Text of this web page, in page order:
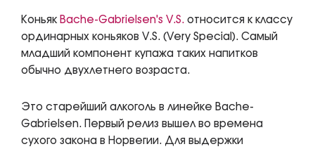
Коньяк Bache-Gabrielsen's V.S. относится к классу
ординарных коньяков V.S. (Very Special). Самый
младший компонент купажа таких напитков
обычно двухлетнего возраста.
Это старейший алкоголь в линейке Bache-
Gabrielsen. Первый релиз вышел во времена
сухого закона в Норвегии. Для выдержки